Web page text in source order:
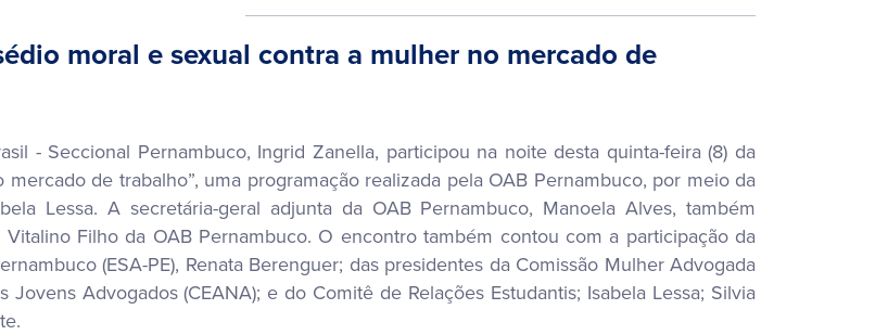
moral e sexual contra a mulher no mercado de
- Seccional Pernambuco, Ingrid Zanella, participou na noite desta quinta-feira (8) da
de trabalho”, uma programação realizada pela OAB Pernambuco, por meio da
Lessa. A secretária-geral adjunta da OAB Pernambuco, Manoela Alves, também
Filho da OAB Pernambuco. O encontro também contou com a participação da
(ESA-PE), Renata Berenguer; das presidentes da Comissão Mulher Advogada
Advogados (CEANA); e do Comitê de Relações Estudantis; Isabela Lessa; Silvia